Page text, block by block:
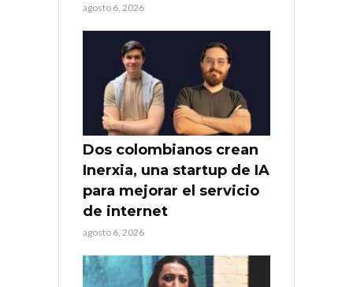
agosto 6, 2026
Dos colombianos crean
Inerxia, una startup de IA
para mejorar el servicio
de internet
agosto 6, 2026